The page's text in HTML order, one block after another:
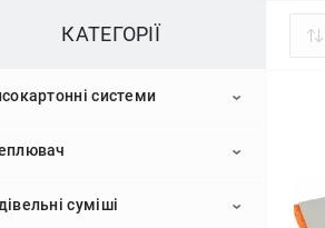
КАТЕГОРІЇ
системи
Стельовий гіпсокартон
для гіпсокартону
суміші